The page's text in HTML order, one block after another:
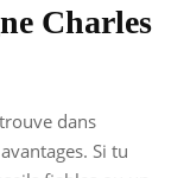
Charles
dans
Si tu